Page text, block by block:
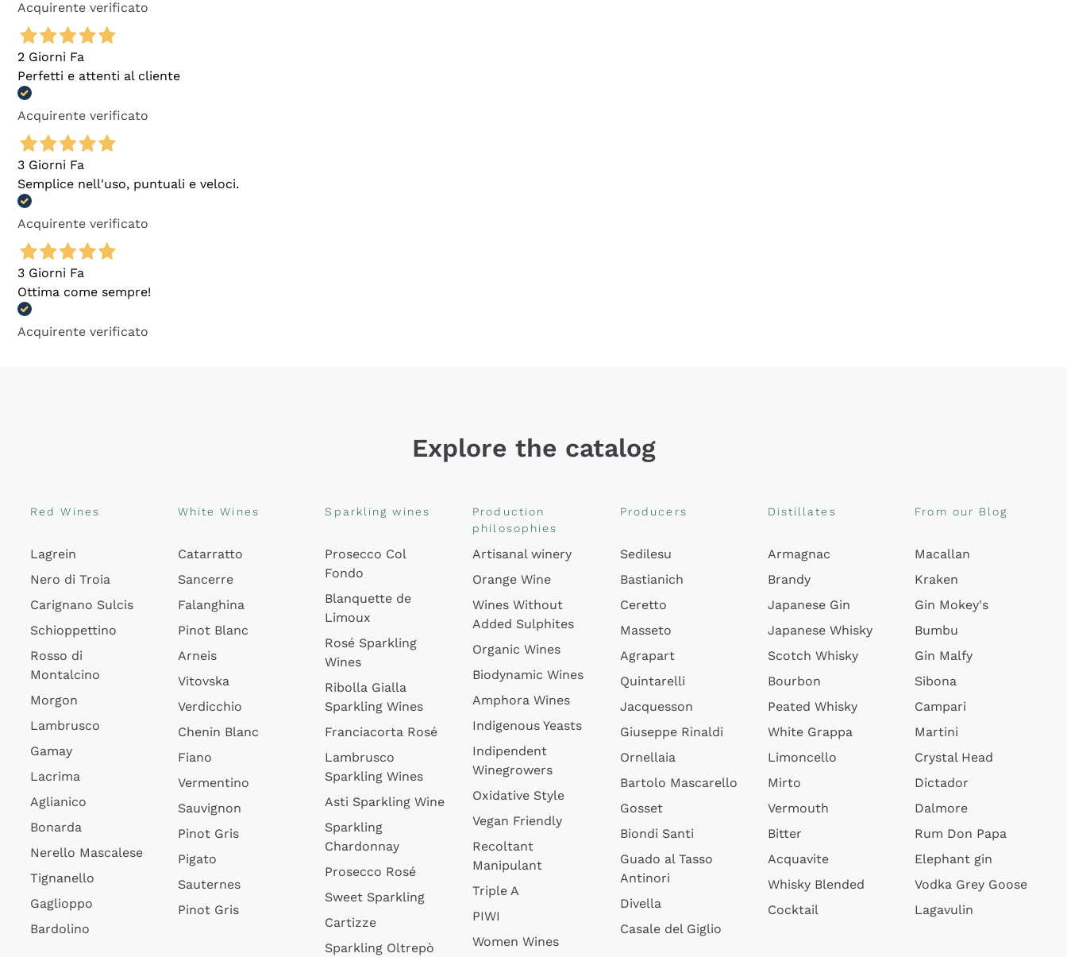
Acquirente verificato
2 Giorni Fa
Perfetti e attenti al cliente
Acquirente verificato
3 Giorni Fa
Semplice nell'uso, puntuali e veloci.
Acquirente verificato
3 Giorni Fa
Ottima come sempre!
Acquirente verificato
Explore the catalog
Red Wines
Lagrein
Nero di Troia
Carignano Sulcis
Schioppettino
Rosso di
Montalcino
Morgon
Lambrusco
Gamay
Lacrima
Aglianico
Bonarda
Nerello Mascalese
Tignanello
Gaglioppo
Bardolino
White Wines
Catarratto
Sancerre
Falanghina
Pinot Blanc
Arneis
Vitovska
Verdicchio
Chenin Blanc
Fiano
Vermentino
Sauvignon
Pinot Gris
Pigato
Sauternes
Pinot Gris
Sparkling wines
Prosecco Col
Fondo
Blanquette de
Limoux
Rosé Sparkling
Wines
Ribolla Gialla
Sparkling Wines
Franciacorta Rosé
Lambrusco
Sparkling Wines
Asti Sparkling Wine
Sparkling
Chardonnay
Prosecco Rosé
Sweet Sparkling
Cartizze
Sparkling Oltrepò
Production
philosophies
Artisanal winery
Orange Wine
Wines Without
Added Sulphites
Organic Wines
Biodynamic Wines
Amphora Wines
Indigenous Yeasts
Indipendent
Winegrowers
Oxidative Style
Vegan Friendly
Recoltant
Manipulant
Triple A
PIWI
Women Wines
Producers
Sedilesu
Bastianich
Ceretto
Masseto
Agrapart
Quintarelli
Jacquesson
Giuseppe Rinaldi
Ornellaia
Bartolo Mascarello
Gosset
Biondi Santi
Guado al Tasso
Antinori
Divella
Casale del Giglio
Distillates
Armagnac
Brandy
Japanese Gin
Japanese Whisky
Scotch Whisky
Bourbon
Peated Whisky
White Grappa
Limoncello
Mirto
Vermouth
Bitter
Acquavite
Whisky Blended
Cocktail
From our Blog
Macallan
Kraken
Gin Mokey's
Bumbu
Gin Malfy
Sibona
Campari
Martini
Crystal Head
Dictador
Dalmore
Rum Don Papa
Elephant gin
Vodka Grey Goose
Lagavulin